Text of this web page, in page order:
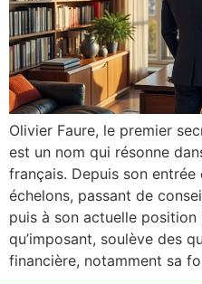
Olivier Faure, le premier
est un nom qui résonne
français. Depuis son
échelons, passant de
puis à son actuelle
qu’imposant, soulève des
financière, notamment sa